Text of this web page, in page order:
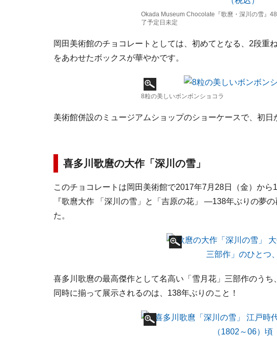
Okada Museum Chocolate『歌麿・深川の雪』
了予定日未定
岡田美術館のチョコレートとしては、初めてとなる、2段重
をあわせたボックスが華やかです。
8粒の美しいボンボンショコラ
美術館併設のミュージアムショップのショーケースで、初日
喜多川歌麿の大作「深川の雪」
このチョコレートは岡田美術館で2017年7月28日（金）か
『歌麿大作 「深川の雪」と「吉原の花」 ―138年ぶりの夢
た。
喜多川歌麿の最高傑作として名高い「雪月花」三部作のう
同時に揃って展示されるのは、138年ぶりのこと！